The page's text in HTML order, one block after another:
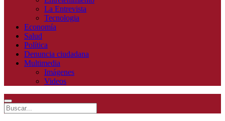
La Entrevista
Tecnologia
Economía
Salud
Política
Denuncia ciudadana
Multimedia
Imágenes
Videos